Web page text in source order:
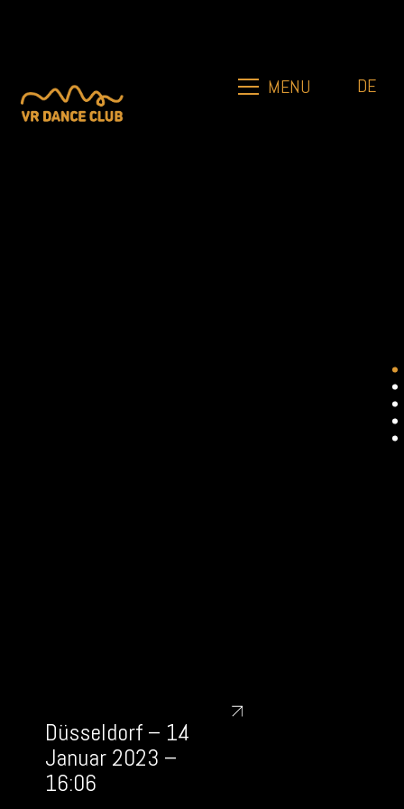
MENU DE
Düsseldorf – 14
Januar 2023 –
16:06